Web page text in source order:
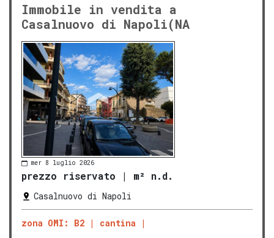
Immobile in vendita a
Casalnuovo di Napoli(NA
mer 8 luglio 2026
prezzo riservato | m² n.d.
Casalnuovo di Napoli
zona OMI: B2 cantina